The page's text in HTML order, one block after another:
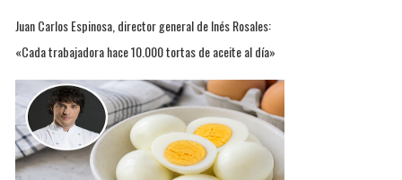
Juan Carlos Espinosa, director general de Inés Rosales:
«Cada trabajadora hace 10.000 tortas de aceite al día»